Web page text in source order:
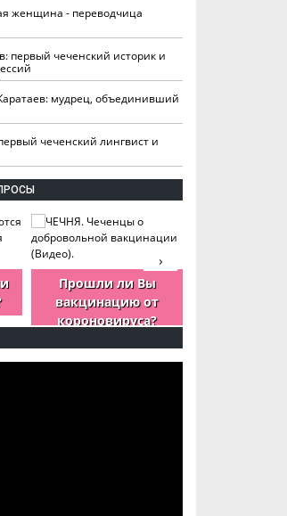
женщина - переводчица
первый чеченский историк и
мудрец, объединивший
чеченский лингвист и
Прошли ли Вы
вакцинацию от
короновируса?
›